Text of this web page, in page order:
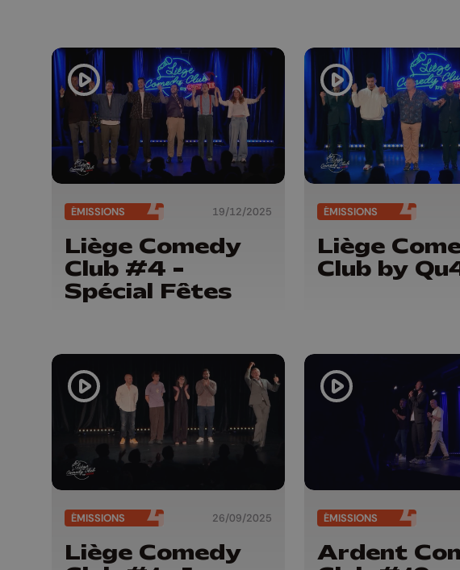
ÉMISSIONS 19/12/2025
Liège Comedy
Club #4 -
Spécial Fêtes
ÉMISSIONS
Liège
Club by
ÉMISSIONS 26/09/2025
Liège Comedy
ÉMISSIONS
Ardent